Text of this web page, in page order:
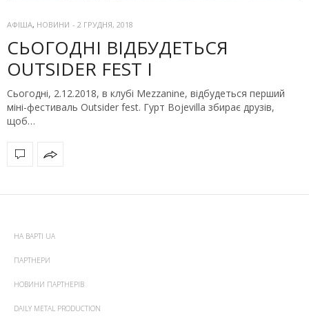
АФІША, НОВИНИ - 2 ГРУДНЯ, 2018
СЬОГОДНІ ВІДБУДЕТЬСЯ
OUTSIDER FEST I
Сьогодні, 2.12.2018, в клубі Mezzanine, відбудеться перший
міні-фестиваль Outsider fest. Гурт Bojevilla збирає друзів,
щоб…
НА ВАРТІ UA
ПАРТНЕРИ
НОВИНИ ПАРТНЕРІВ
DAILY METAL PRODUCTION